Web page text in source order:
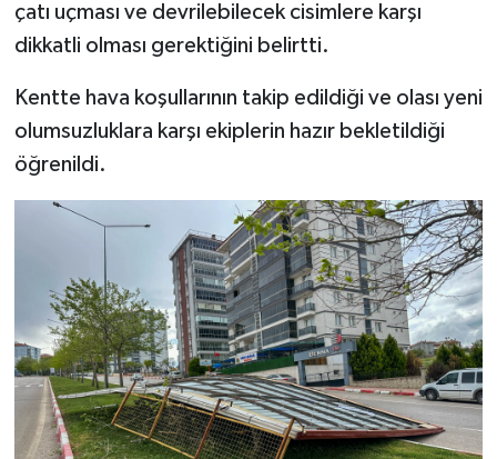
çatı uçması ve devrilebilecek cisimlere karşı
dikkatli olması gerektiğini belirtti.
Kentte hava koşullarının takip edildiği ve olası yeni
olumsuzluklara karşı ekiplerin hazır bekletildiği
öğrenildi.